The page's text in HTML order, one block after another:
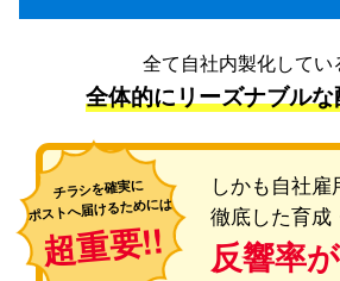
全て自社内製化してい
全体的にリーズナブル
チラシを確実に
ポストへ届けるためには
超重要!!
しかも自社
徹底した育成
反響率